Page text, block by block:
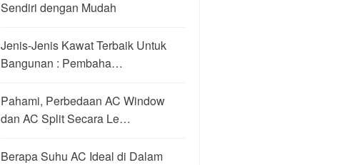
Sendiri dengan Mudah
Jenis-Jenis Kawat Terbaik Untuk
Bangunan : Pembaha…
Pahami, Perbedaan AC Window
dan AC Split Secara Le…
Berapa Suhu AC Ideal di Dalam